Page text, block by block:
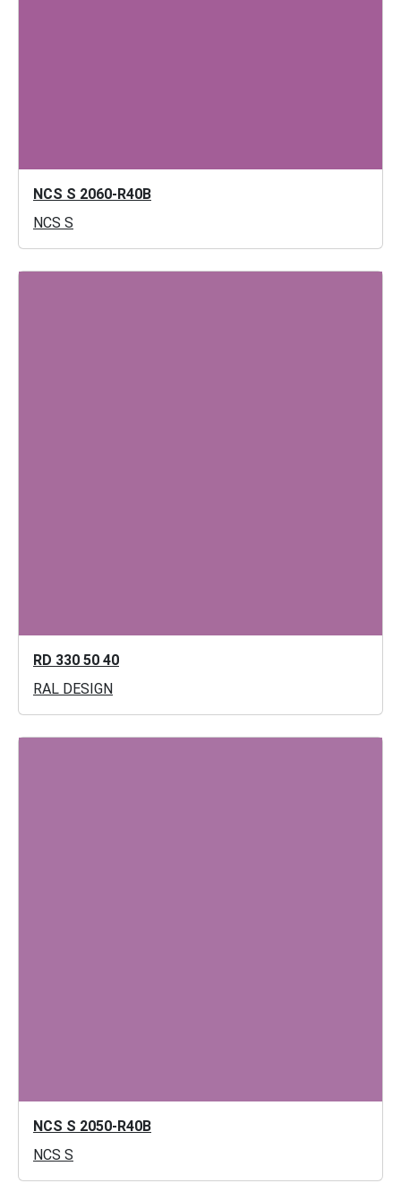
NCS S 2060-R40B
NCS S
RD 330 50 40
RAL DESIGN
NCS S 2050-R40B
NCS S